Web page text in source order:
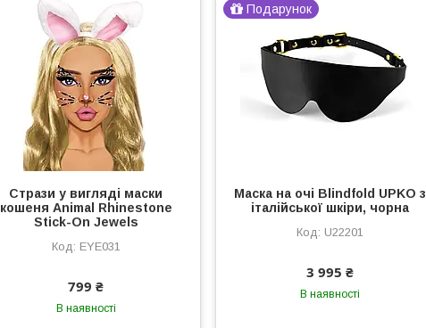
Стрази у вигляді маски
кошеня Animal Rhinestone
Stick-On Jewels
EYE031
799 ₴
В наявності
Подарунок
Маска на очі Blindfold UPKO з
італійської шкіри, чорна
U22201
3 995 ₴
В наявності